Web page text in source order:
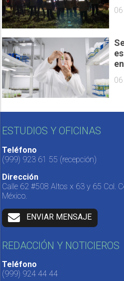
ESTUDIOS Y OFICINAS
Teléfono
(999) 923 61 55 (recepción)
Dirección
Calle 62 #508 Altos x 63 y 65 Col.
México.
ENVIAR MENSAJE
REDACCIÓN Y NOTICIEROS
Teléfono
(999) 924 44 44